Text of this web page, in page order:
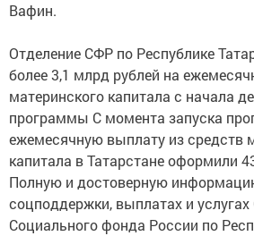
Вафин.
Отделение СФР по Республике
более 3,1 млрд рублей на
материнского капитала с начала
программы С момента запуска
ежемесячную выплату из средств
капитала в Татарстане оформили
Полную и достоверную
соцподдержки, выплатах и услугах
Социального фонда России по